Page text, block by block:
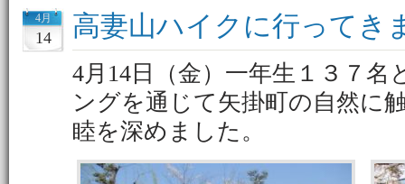
4月
14 高妻山ハイクに行ってき
4月14日（金）一年生１３７名
ングを通じて矢掛町の自然に
睦を深めました。